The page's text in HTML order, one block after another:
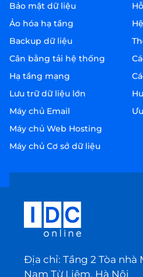
Bảo mật dữ liệu
Ảo hóa hạ tầng
Backup dữ liệu
Cân bằng tải hệ thống
Hạ tầng mạng
Lưu trữ dữ liệu lớn
Máy chủ Email
Máy chủ Web Hosting
Máy chủ Cơ sở dữ liệu
Địa chỉ: Tầng 2 Tòa nhà
Nam Từ Liêm, Hà Nội